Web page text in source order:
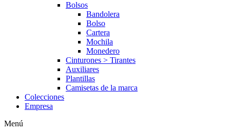
Bolsos
Bandolera
Bolso
Cartera
Mochila
Monedero
Cinturones > Tirantes
Auxiliares
Plantillas
Camisetas de la marca
Colecciones
Empresa
Menú